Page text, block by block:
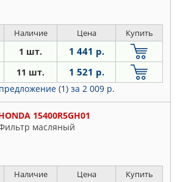
Наличие Цена Купить
1 шт. 1 441 р.
11 шт. 1 521 р.
(1) за 2 009 р.
15400R5GH01
масляный
Наличие Цена Купить